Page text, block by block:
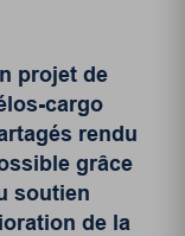
projet de
cargo
rendu
grâce
soutien
de la